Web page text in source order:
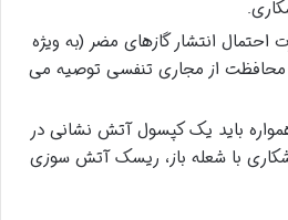
احتمال انتشار گازهای مضر (به ویژه
محافظت از مجاری تنفسی توصیه می
باید یک کپسول آتش نشانی در
با شعله باز، ریسک آتش سوزی